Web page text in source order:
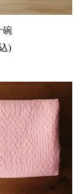
碗
)